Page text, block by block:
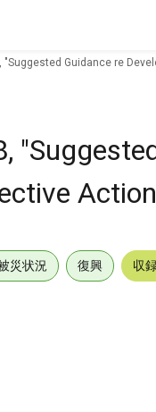
"Suggested Guidance re
災状況 復興 収